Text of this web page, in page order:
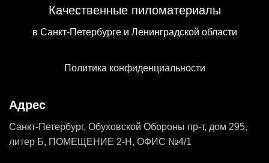
Качественные пиломатериалы
в Санкт-Петербурге и Ленинградской области
Политика конфиденциальности
Адрес
Санкт-Петербург, Обуховской Обороны пр-т, дом 295,
литер Б, ПОМЕЩЕНИЕ 2-Н, ОФИС №4/1